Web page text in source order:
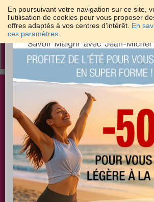
En poursuivant votre navigation sur ce site,
l'utilisation de cookies pour vous proposer
offres adaptés à vos centres d'intérêt. En
ces paramètres.
Toggle
Les meilleures solutions pour
dans sa peau
PLUS
EFFICACE
PLUS
SANTÉ